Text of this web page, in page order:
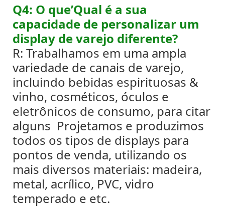
Q4: O que’Qual é a sua
capacidade de personalizar um
display de varejo diferente?
R: Trabalhamos em uma ampla
variedade de canais de varejo,
incluindo bebidas espirituosas &
vinho, cosméticos, óculos e
eletrônicos de consumo, para citar
alguns Projetamos e produzimos
todos os tipos de displays para
pontos de venda, utilizando os
mais diversos materiais: madeira,
metal, acrílico, PVC, vidro
temperado e etc.